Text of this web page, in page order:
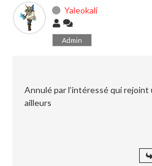
Yaleokali
Admin
Annulé par l’intéressé qui rejoint
ailleurs